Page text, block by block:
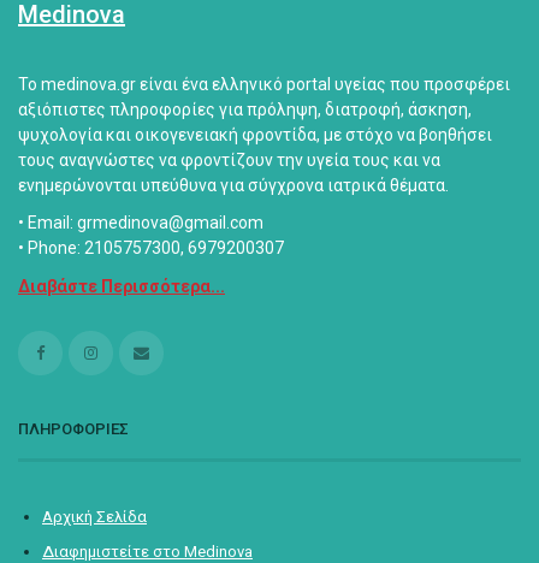
Medinova
Το medinova.gr είναι ένα ελληνικό portal υγείας που προσφέρει
αξιόπιστες πληροφορίες για πρόληψη, διατροφή, άσκηση,
ψυχολογία και οικογενειακή φροντίδα, με στόχο να βοηθήσει
τους αναγνώστες να φροντίζουν την υγεία τους και να
ενημερώνονται υπεύθυνα για σύγχρονα ιατρικά θέματα.
• Email: grmedinova@gmail.com
• Phone: 2105757300, 6979200307
Διαβάστε Περισσότερα...
ΠΛΗΡΟΦΟΡΙΕΣ
Αρχική Σελίδα
Διαφημιστείτε στο Medinova